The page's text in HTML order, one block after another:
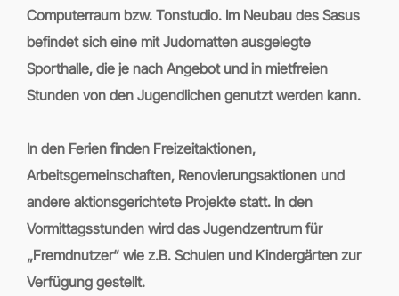
Computerraum bzw. Tonstudio. Im Neubau des Sasus
befindet sich eine mit Judomatten ausgelegte
Sporthalle, die je nach Angebot und in mietfreien
Stunden von den Jugendlichen genutzt werden kann.
In den Ferien finden Freizeitaktionen,
Arbeitsgemeinschaften, Renovierungsaktionen und
andere aktionsgerichtete Projekte statt. In den
Vormittagsstunden wird das Jugendzentrum für
„Fremdnutzer“ wie z.B. Schulen und Kindergärten zur
Verfügung gestellt.